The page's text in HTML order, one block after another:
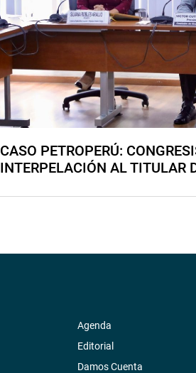
CASO PETROPERÚ:
INTERPELACIÓN AL TITULAR
Agenda
Editorial
Damos Cuenta